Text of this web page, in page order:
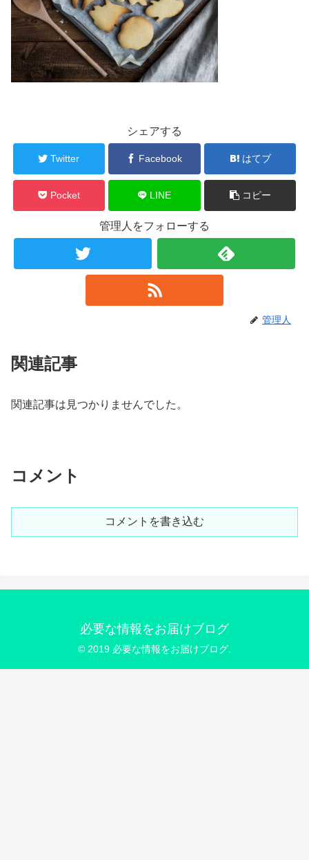
シェアする
Twitter Facebook はてブ
Pocket LINE コピー
管理人をフォローする
管理人
関連記事
関連記事は見つかりませんでした。
コメント
コメントを書き込む
必要な情報をお届けブログ
© 2019 必要な情報をお届けブログ.